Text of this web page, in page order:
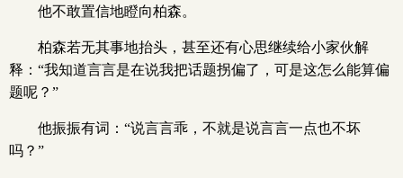
他不敢置信地瞪向柏森。
柏森若无其事地抬头，甚至还有心思继续给小家伙解
释：“我知道言言是在说我把话题拐偏了，可是这怎么能算偏
题呢？”
他振振有词：“说言言乖，不就是说言言一点也不坏
吗？”